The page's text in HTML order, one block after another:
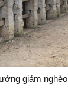
giảm nghèo